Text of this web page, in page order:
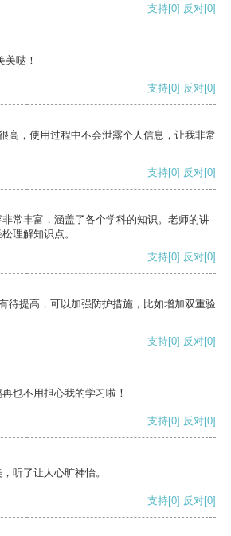
支持[0] 反对[0]
美哒！
支持[0] 反对[0]
高，使用过程中不会泄露个人信息，让我非常
支持[0] 反对[0]
常丰富，涵盖了各个学科的知识。老师的讲
理解知识点。
支持[0] 反对[0]
待提高，可以加强防护措施，比如增加双重验
支持[0] 反对[0]
也不用担心我的学习啦！
支持[0] 反对[0]
听了让人心旷神怡。
支持[0] 反对[0]